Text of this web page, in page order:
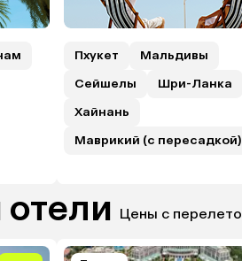
Пхукет
Мальдивы
Сейшелы
Шри-Ланка
Хайнань
Маврикий (с пересадкой)
Цены с